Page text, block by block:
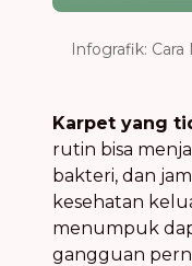
Infografik:
Karpet yang
rutin bisa
bakteri, dan
kesehatan
menumpuk
gangguan